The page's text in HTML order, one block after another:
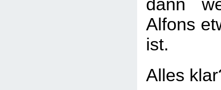
dann
Alfons
ist.
Alles